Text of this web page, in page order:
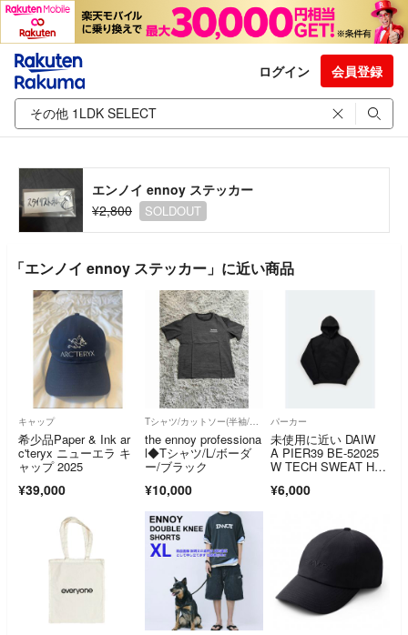
ログイン 会員登録
エンノイ ennoy ステッカー
¥2,800
SOLDOUT
「エンノイ ennoy ステッカー」に近い商品
キャップ
希少品Paper & Ink ar
c'teryx ニューエラ キ
ャップ 2025
¥39,000
Tシャツ/カットソー(半袖/袖なし)
the ennoy professiona
l◆Tシャツ/L/ボーダ
ー/ブラック
¥10,000
パーカー
未使用に近い DAIW
A PIER39 BE-52025
W TECH SWEAT HO
ズ
¥6,000